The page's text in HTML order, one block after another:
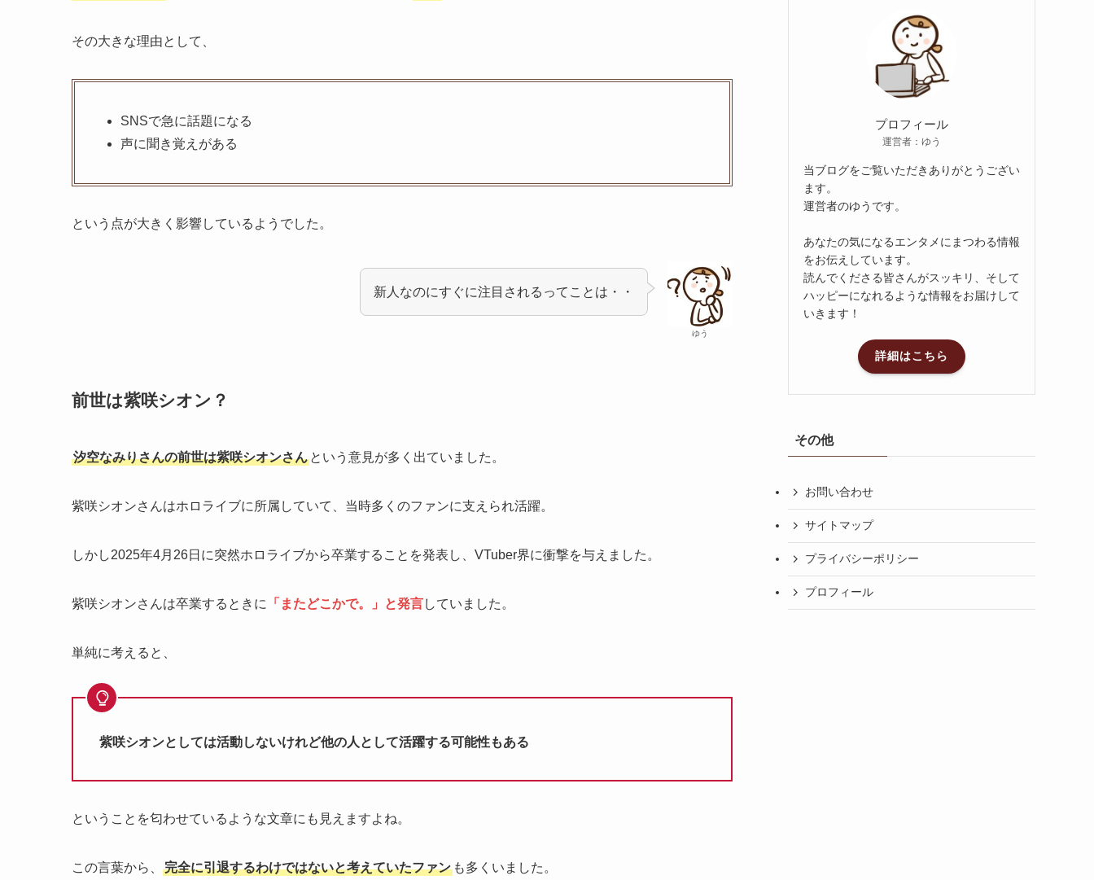
その大きな理由として、
SNSで急に話題になる
声に聞き覚えがある
という点が大きく影響しているようでした。
ゆう
新人なのにすぐに注目されるってことは・・
前世は紫咲シオン？
汐空なみりさんの前世は紫咲シオンさん という意見が多く出ていました。
紫咲シオンさんはホロライブに所属していて、当時多くのファンに支えられ活躍。
しかし2025年4月26日に突然ホロライブから卒業することを発表し、VTuber界に衝撃を与えました。
紫咲シオンさんは卒業するときに 「またどこかで。」と発言していました。
単純に考えると、
紫咲シオンとしては活動しないけれど他の人として活躍する可能性もある
ということを匂わせているような文章にも見えますよね。
この言葉から、 完全に引退するわけではないと考えていたファン も多くいました。
プロフィール
運営者：ゆう
当ブログをご覧いただきありがとうござい
ます。
運営者のゆうです。
あなたの気になるエンタメにまつわる情報
をお伝えしています。
読んでくださる皆さんがスッキリ、そして
ハッピーになれるような情報をお届けして
いきます！
詳細はこちら
その他
お問い合わせ
サイトマップ
プライバシーポリシー
プロフィール